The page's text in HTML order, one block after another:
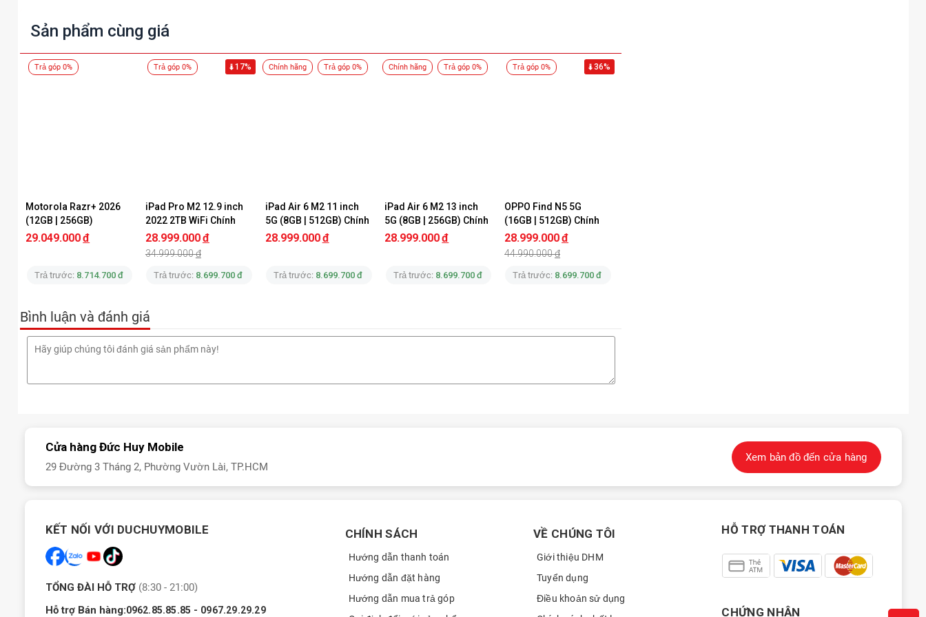
Sản phẩm cùng giá
Trả góp 0%
Motorola Razr+ 2026
(12GB | 256GB)
29.049.000đ
Trả trước: 8.714.700 đ
Trả góp 0% 17%
iPad Pro M2 12.9 inch
2022 2TB WiFi Chính
Hãng Apple
28.999.000đ
34.999.000đ
Trả trước: 8.699.700 đ
Chính hãng Trả góp 0%
iPad Air 6 M2 11 inch
5G (8GB | 512GB) Chính
Hãng Apple
28.999.000đ
Trả trước: 8.699.700 đ
Chính hãng Trả góp 0%
iPad Air 6 M2 13 inch
5G (8GB | 256GB) Chính
Hãng Apple
28.999.000đ
Trả trước: 8.699.700 đ
Trả góp 0% 36%
OPPO Find N5 5G
(16GB | 512GB) Chính
Hãng
28.999.000đ
44.990.000đ
Trả trước: 8.699.700 đ
Bình luận và đánh giá
Cửa hàng Đức Huy Mobile
29 Đường 3 Tháng 2, Phường Vườn Lài, TP.HCM
Xem bản đồ đến cửa hàng
KẾT NỐI VỚI DUCHUYMOBILE
TỔNG ĐÀI HỖ TRỢ (8:30 - 21:00)
Hỗ trợ Bán hàng:0962.85.85.85 - 0967.29.29.29
CHÍNH SÁCH
Hướng dẫn thanh toán
Hướng dẫn đặt hàng
Hướng dẫn mua trả góp
VỀ CHÚNG TÔI
Giới thiệu DHM
Tuyển dụng
Điều khoản sử dụng
HỖ TRỢ THANH TOÁN
CHỨNG NHẬN